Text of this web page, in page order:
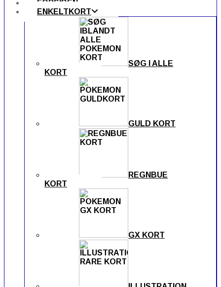
FORSIDEN
ENKELTKORT
SØG I ALLE
KORT
GULD KORT
REGNBUE
KORT
GX KORT